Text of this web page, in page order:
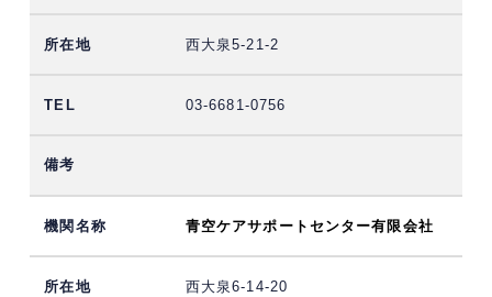
西大泉5-21-2
03-6681-0756
青空ケアサポートセンター有限会社
西大泉6-14-20